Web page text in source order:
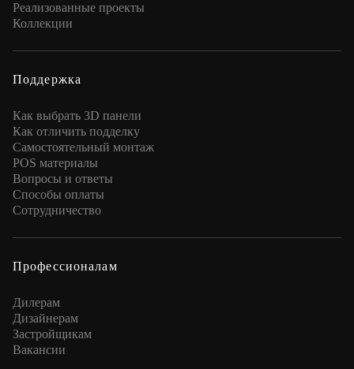
Реализованные проекты
Коллекции
Поддержка
Как выбрать 3D панели
Как отличить подделку
Самостоятельный монтаж
POS материалы
Вопросы и ответы
Способы оплаты
Сотрудничество
Профессионалам
Дилерам
Дизайнерам
Застройщикам
Вакансии